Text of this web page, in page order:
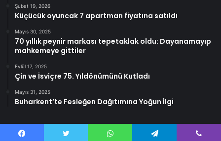
Şubat 19, 2026
Küçücük oyuncak 7 apartman fiyatına satıldı
Mayıs 30, 2025
70 yıllık peynir markası tepetaklak oldu: Dayanamayıp
mahkemeye gittiler
Eylül 17, 2025
Çin ve İsviçre 75. Yıldönümünü Kutladı
Mayıs 31, 2025
Buharkent’te Fesleğen Dağıtımına Yoğun İlgi